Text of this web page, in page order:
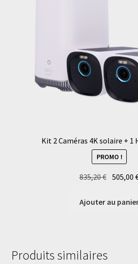
Kit 2 Caméras 4K solaire + 1
PROMO !
835,20€ Le
initial
505,00
Ajouter au
Produits similaires